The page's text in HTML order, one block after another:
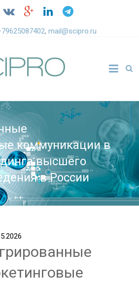
,mail@scipro.ru
коммуникации в
высшего
в России